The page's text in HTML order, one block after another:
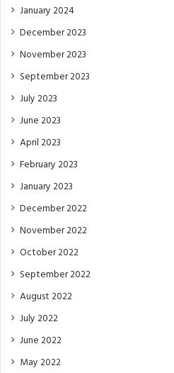
January 2024
December 2023
November 2023
September 2023
July 2023
June 2023
April 2023
February 2023
January 2023
December 2022
November 2022
October 2022
September 2022
August 2022
July 2022
June 2022
May 2022